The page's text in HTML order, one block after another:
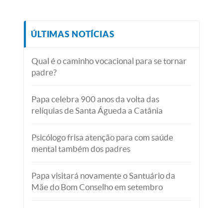
ÚLTIMAS NOTÍCIAS
Qual é o caminho vocacional para se tornar
padre?
Papa celebra 900 anos da volta das
relíquias de Santa Águeda a Catânia
Psicólogo frisa atenção para com saúde
mental também dos padres
Papa visitará novamente o Santuário da
Mãe do Bom Conselho em setembro